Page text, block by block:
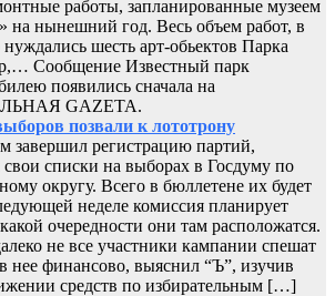
работы, запланированные музеем
на нынешний год. Весь объем работ, в
шесть арт-обьектов Парка
Сообщение Известный парк
появились сначала на
GAZЕТА.
позвали к лототрону
завершил регистрацию партий,
списки на выборах в Госдуму по
округу. Всего в бюллетене их будет
неделе комиссия планирует
очередности они там расположатся.
не все участники кампании спешат
нее финансово, выяснил “Ъ”, изучив
средств по избирательным […]